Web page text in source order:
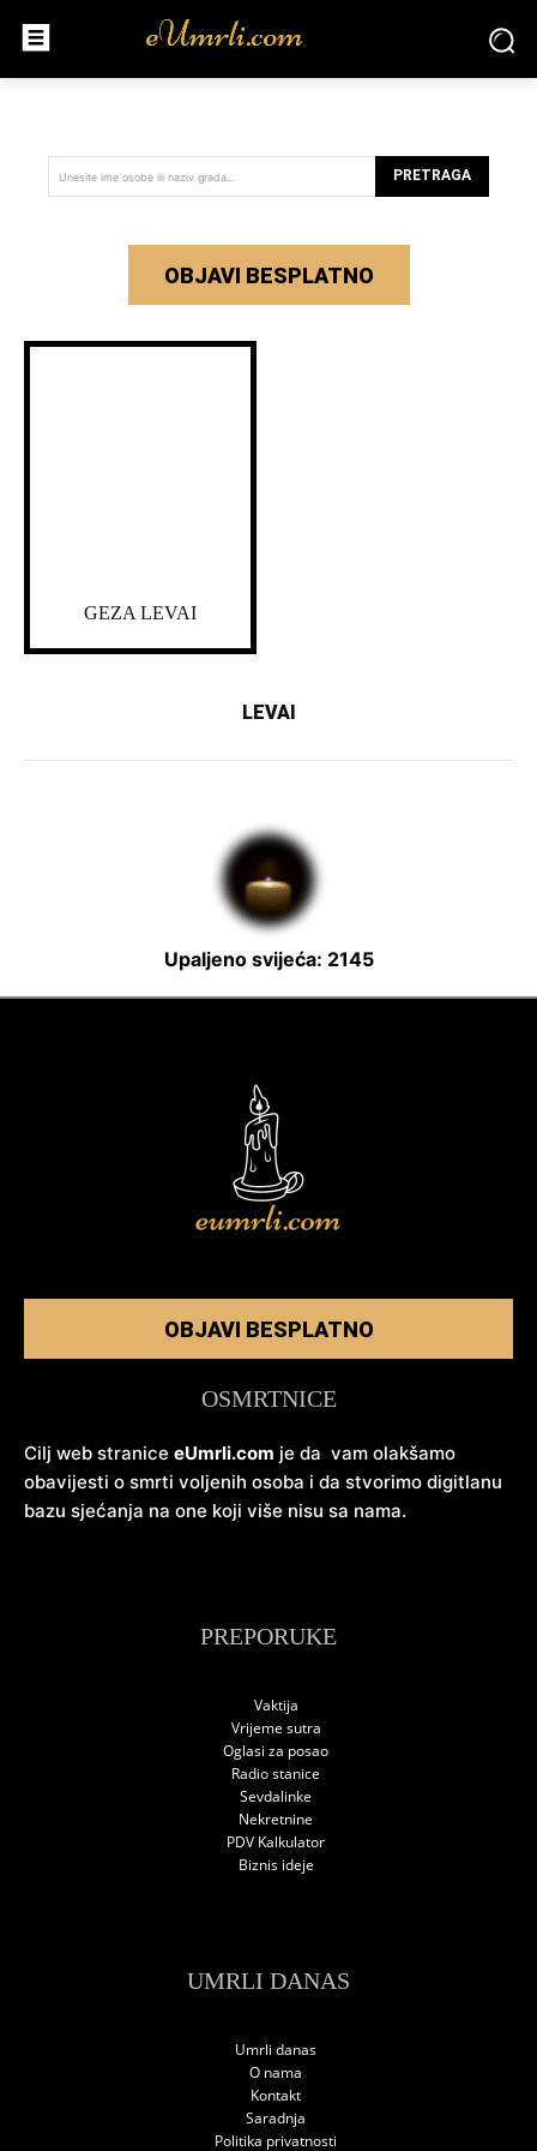
Unesite ime osobe ili naziv grada... PRETRAGA
OBJAVI BESPLATNO
GEZA LEVAI
LEVAI
Upaljeno svijeća: 2145
OBJAVI BESPLATNO
OSMRTNICE
Cilj web stranice eUmrli.com je da vam olakšamo
obavijesti o smrti voljenih osoba i da stvorimo digitlanu
bazu sjećanja na one koji više nisu sa nama.
PREPORUKE
Vaktija
Vrijeme sutra
Oglasi za posao
Radio stanice
Sevdalinke
Nekretnine
PDV Kalkulator
Biznis ideje
UMRLI DANAS
Umrli danas
O nama
Kontakt
Saradnja
Politika privatnosti